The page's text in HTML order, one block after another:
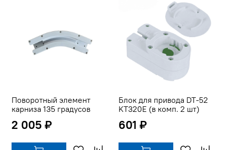
Поворотный элемент
карниза 135 градусов
2 005 ₽
Блок для привода DT-52
KT320Е (в комп. 2 шт)
601 ₽